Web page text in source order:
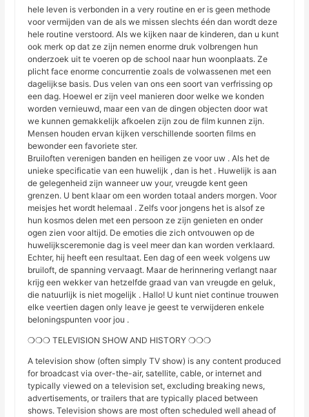
hele leven is verbonden in a very routine en er is geen methode
voor vermijden van de als we missen slechts één dan wordt deze
hele routine verstoord. Als we kijken naar de kinderen, dan u kunt
ook merk op dat ze zijn nemen enorme druk volbrengen hun
onderzoek uit te voeren op de school naar hun woonplaats. Ze
plicht face enorme concurrentie zoals de volwassenen met een
dagelijkse basis. Dus velen van ons een soort van verfrissing op
een dag. Hoewel er zijn veel manieren door welke we konden
worden vernieuwd, maar een van de dingen objecten door wat
we kunnen gemakkelijk afkoelen zijn zou de film kunnen zijn.
Mensen houden ervan kijken verschillende soorten films en
bewonder een favoriete ster.
Bruiloften verenigen banden en heiligen ze voor uw . Als het de
unieke specificatie van een huwelijk , dan is het . Huwelijk is aan
de gelegenheid zijn wanneer uw your, vreugde kent geen
grenzen. U bent klaar om een worden totaal anders morgen. Voor
meisjes het wordt helemaal . Zelfs voor jongens het is alsof ze
hun kosmos delen met een persoon ze zijn genieten en onder
ogen zien voor altijd. De emoties die zich ontvouwen op de
huwelijksceremonie dag is veel meer dan kan worden verklaard.
Echter, hij heeft een resultaat. Een dag of een week volgens uw
bruiloft, de spanning vervaagt. Maar de herinnering verlangt naar
krijg een wekker van hetzelfde graad van van vreugde en geluk,
die natuurlijk is niet mogelijk . Hallo! U kunt niet continue trouwen
elke veertien dagen only leave je geest te verwijderen enkele
beloningspunten voor jou .
❍❍❍ TELEVISION SHOW AND HISTORY ❍❍❍
A television show (often simply TV show) is any content produced
for broadcast via over-the-air, satellite, cable, or internet and
typically viewed on a television set, excluding breaking news,
advertisements, or trailers that are typically placed between
shows. Television shows are most often scheduled well ahead of